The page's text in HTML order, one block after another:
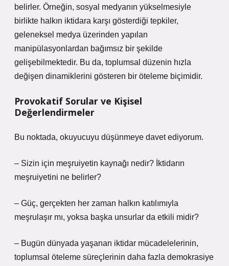
belirler. Örneğin, sosyal medyanın yükselmesiyle
birlikte halkın iktidara karşı gösterdiği tepkiler,
geleneksel medya üzerinden yapılan
manipülasyonlardan bağımsız bir şekilde
gelişebilmektedir. Bu da, toplumsal düzenin hızla
değişen dinamiklerini gösteren bir öteleme biçimidir.
Provokatif Sorular ve Kişisel
Değerlendirmeler
Bu noktada, okuyucuyu düşünmeye davet ediyorum.
– Sizin için meşruiyetin kaynağı nedir? İktidarın
meşruiyetini ne belirler?
– Güç, gerçekten her zaman halkın katılımıyla
meşrulaşır mı, yoksa başka unsurlar da etkili midir?
– Bugün dünyada yaşanan iktidar mücadelelerinin,
toplumsal öteleme süreçlerinin daha fazla demokrasiye